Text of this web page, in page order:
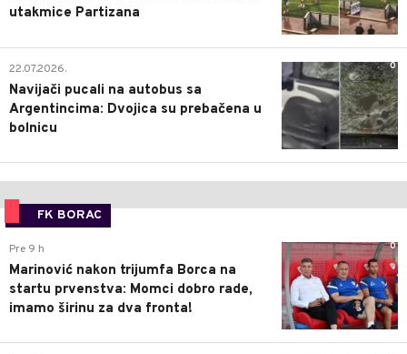
utakmice Partizana
0
22.07.2026.
Navijači pucali na autobus sa
Argentincima: Dvojica su prebačena u
bolnicu
FK BORAC
0
Pre 9 h
Marinović nakon trijumfa Borca na
startu prvenstva: Momci dobro rade,
imamo širinu za dva fronta!